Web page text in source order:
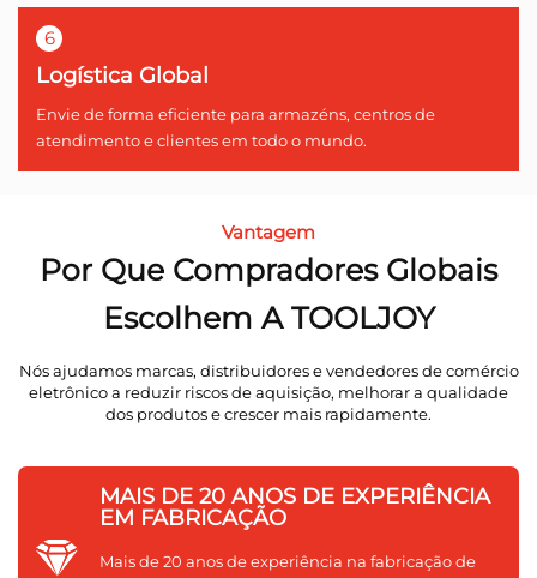
6
Logística Global
Envie de forma eficiente para armazéns, centros de
atendimento e clientes em todo o mundo.
Vantagem
Por Que Compradores Globais
Escolhem A TOOLJOY
Nós ajudamos marcas, distribuidores e vendedores de comércio
eletrônico a reduzir riscos de aquisição, melhorar a qualidade
dos produtos e crescer mais rapidamente.
MAIS DE 20 ANOS DE EXPERIÊNCIA
EM FABRICAÇÃO
Mais de 20 anos de experiência na fabricação de